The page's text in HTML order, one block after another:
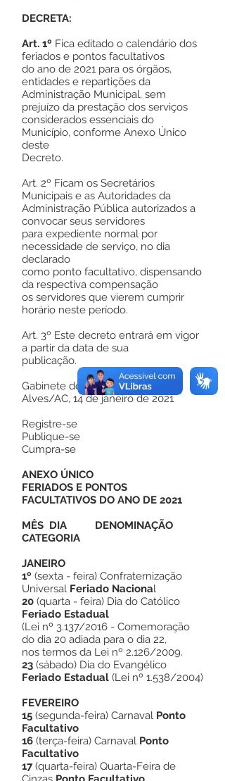
DECRETA:
Art. 1º Fica editado o calendário dos
feriados e pontos facultativos
do ano de 2021 para os órgãos,
entidades e repartições da
Administração Municipal, sem
prejuízo da prestação dos serviços
considerados essenciais do
Município, conforme Anexo Único
deste
Decreto.
Art. 2º Ficam os Secretários
Municipais e as Autoridades da
Administração Pública autorizados a
convocar seus servidores
para expediente normal por
necessidade de serviço, no dia
declarado
como ponto facultativo, dispensando
da respectiva compensação
os servidores que vierem cumprir
horário neste período.
Art. 3º Este decreto entrará em vigor
a partir da data de sua
publicação.
Gabinete do Prefeito, Rodrigues
Alves/AC, 14 de janeiro de 2021
Registre-se
Publique-se
Cumpra-se
ANEXO ÚNICO
FERIADOS E PONTOS
FACULTATIVOS DO ANO DE 2021
MÊS DIA DENOMINAÇÃO
CATEGORIA
JANEIRO
1º (sexta - feira) Confraternização
Universal Feriado Nacional
20 (quarta - feira) Dia do Católico
Feriado Estadual
(Lei nº 3.137/2016 - Comemoração
do dia 20 adiada para o dia 22,
nos termos da Lei nº 2.126/2009.
23 (sábado) Dia do Evangélico
Feriado Estadual (Lei nº 1.538/2004)
FEVEREIRO
15 (segunda-feira) Carnaval Ponto
Facultativo
16 (terça-feira) Carnaval Ponto
Facultativo
17(quarta-feira) Quarta-Feira de